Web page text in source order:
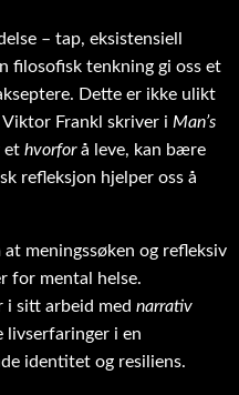
– tap, eksistensiell
filosofisk tenkning gi oss et
Dette er ikke ulikt
Frankl skriver i Man’s
et hvorforå leve, kan bære
refleksjon hjelper oss å
meningssøken og refleksiv
for mental helse.
i sitt arbeid med narrativ
livserfaringer i en
identitet og resiliens.